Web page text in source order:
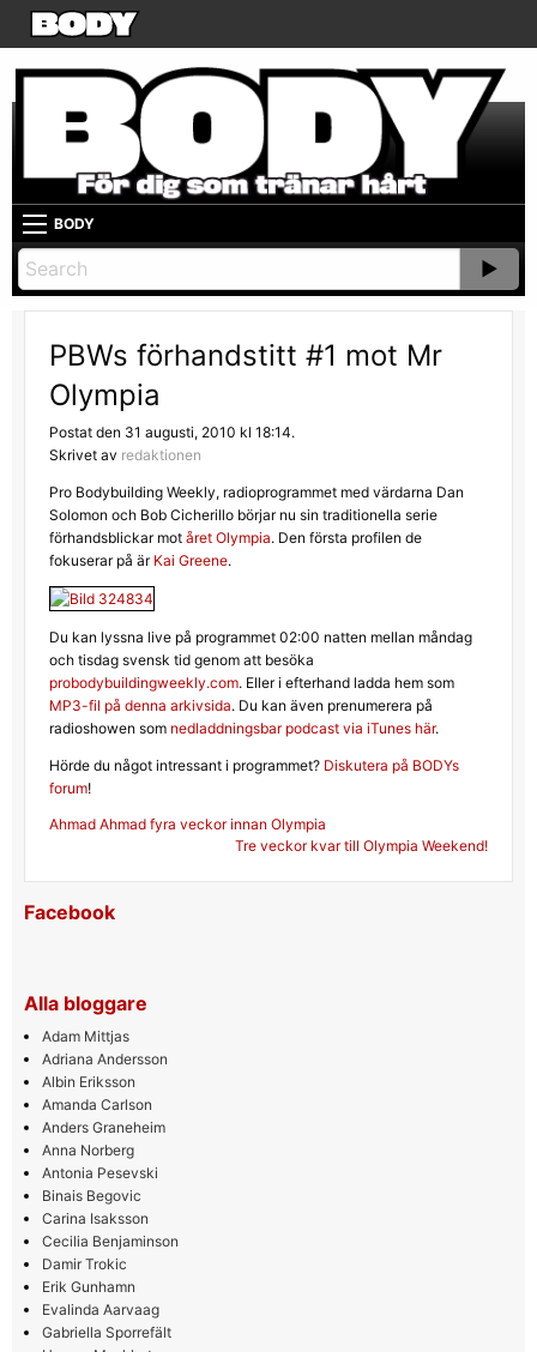
BODY
PBWs förhandstitt #1 mot Mr
Olympia
Postat den 31 augusti, 2010 kl 18:14.
Skrivet av redaktionen
Pro Bodybuilding Weekly, radioprogrammet med värdarna Dan
Solomon och Bob Cicherillo börjar nu sin traditionella serie
förhandsblickar mot året Olympia. Den första profilen de
fokuserar på är Kai Greene.
Du kan lyssna live på programmet 02:00 natten mellan måndag
och tisdag svensk tid genom att besöka
probodybuildingweekly.com. Eller i efterhand ladda hem som
MP3-fil på denna arkivsida. Du kan även prenumerera på
radioshowen som nedladdningsbar podcast via iTunes här.
Hörde du något intressant i programmet? Diskutera på BODYs
forum!
Inläggsnavigering
Ahmad Ahmad fyra veckor innan Olympia
Tre veckor kvar till Olympia Weekend!
Facebook
Alla bloggare
Adam Mittjas
Adriana Andersson
Albin Eriksson
Amanda Carlson
Anders Graneheim
Anna Norberg
Antonia Pesevski
Binais Begovic
Carina Isaksson
Cecilia Benjaminson
Damir Trokic
Erik Gunhamn
Evalinda Aarvaag
Gabriella Sporrefält